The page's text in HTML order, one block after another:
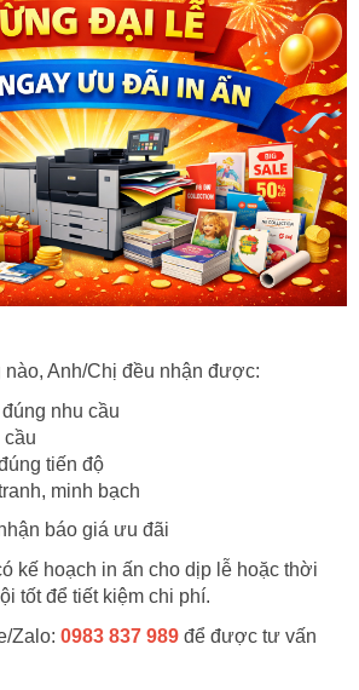
nào, Anh/Chị đều nhận được:
nhu cầu
cầu
tiến độ
minh bạch
báo giá ưu đãi
kế hoạch in ấn cho dịp lễ hoặc thời
tốt để tiết kiệm chi phí.
Zalo: 0983 837 989 để được tư vấn